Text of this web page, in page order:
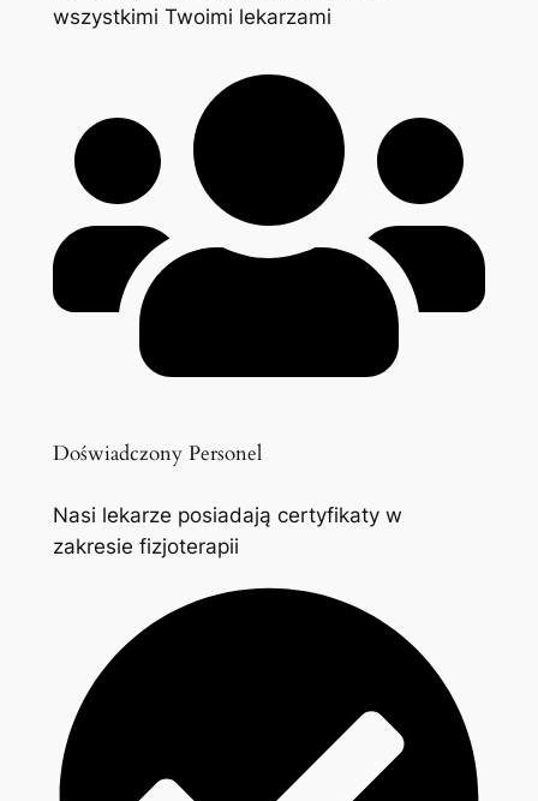
wszystkimi Twoimi lekarzami
Doświadczony Personel
Nasi lekarze posiadają certyfikaty w
zakresie fizjoterapii